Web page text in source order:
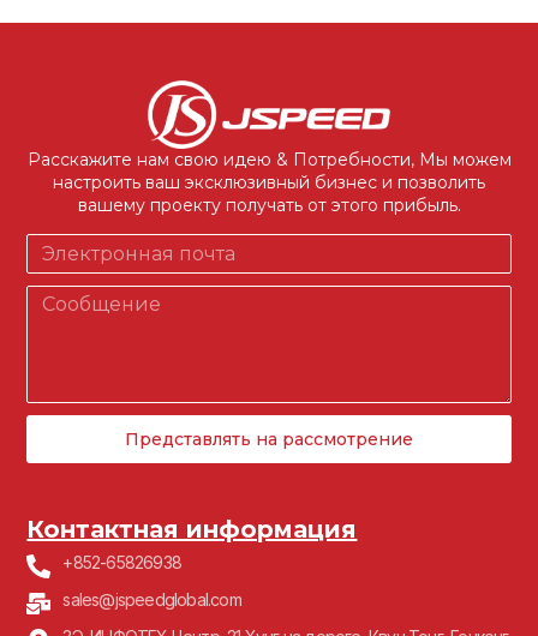
Расскажите нам свою идею & Потребности, Мы можем
настроить ваш эксклюзивный бизнес и позволить
вашему проекту получать от этого прибыль.
Представлять на рассмотрение
Контактная информация
+852-65826938
sales@jspeedglobal.com